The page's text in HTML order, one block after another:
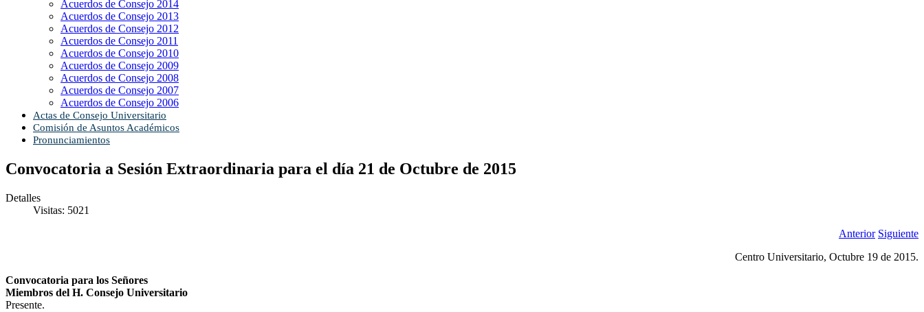
Acuerdos de Consejo 2014
Acuerdos de Consejo 2013
Acuerdos de Consejo 2012
Acuerdos de Consejo 2011
Acuerdos de Consejo 2010
Acuerdos de Consejo 2009
Acuerdos de Consejo 2008
Acuerdos de Consejo 2007
Acuerdos de Consejo 2006
Actas de Consejo Universitario
Comisión de Asuntos Académicos
Pronunciamientos
Convocatoria a Sesión Extraordinaria para el día 21 de Octubre de 2015
Detalles
Visitas: 5021
Anterior Siguiente
Centro Universitario, Octubre 19 de 2015.
Convocatoria para los Señores
Miembros del H. Consejo Universitario
Presente.